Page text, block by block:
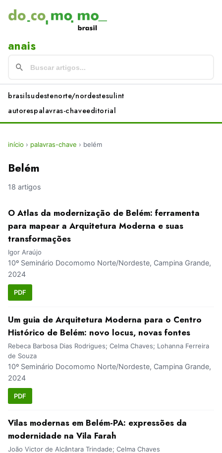
anais
brasilsudestenorte/nordestesulint
autorespalavras-chaveeditorial
início › palavras-chave › belém
Belém
18 artigos
O Atlas da modernização de Belém: ferramenta
para mapear a Arquitetura Moderna e suas
transformações
Igor Araújo
10º Seminário Docomomo Norte/Nordeste, Campina Grande,
2024
PDF
Um guia de Arquitetura Moderna para o Centro
Histórico de Belém: novo locus, novas fontes
Rebeca Barbosa Dias Rodrigues; Celma Chaves; Lohanna Ferreira
de Souza
10º Seminário Docomomo Norte/Nordeste, Campina Grande,
2024
PDF
Vilas modernas em Belém-PA: expressões da
modernidade na Vila Farah
João Victor de Alcântara Trindade; Celma Chaves